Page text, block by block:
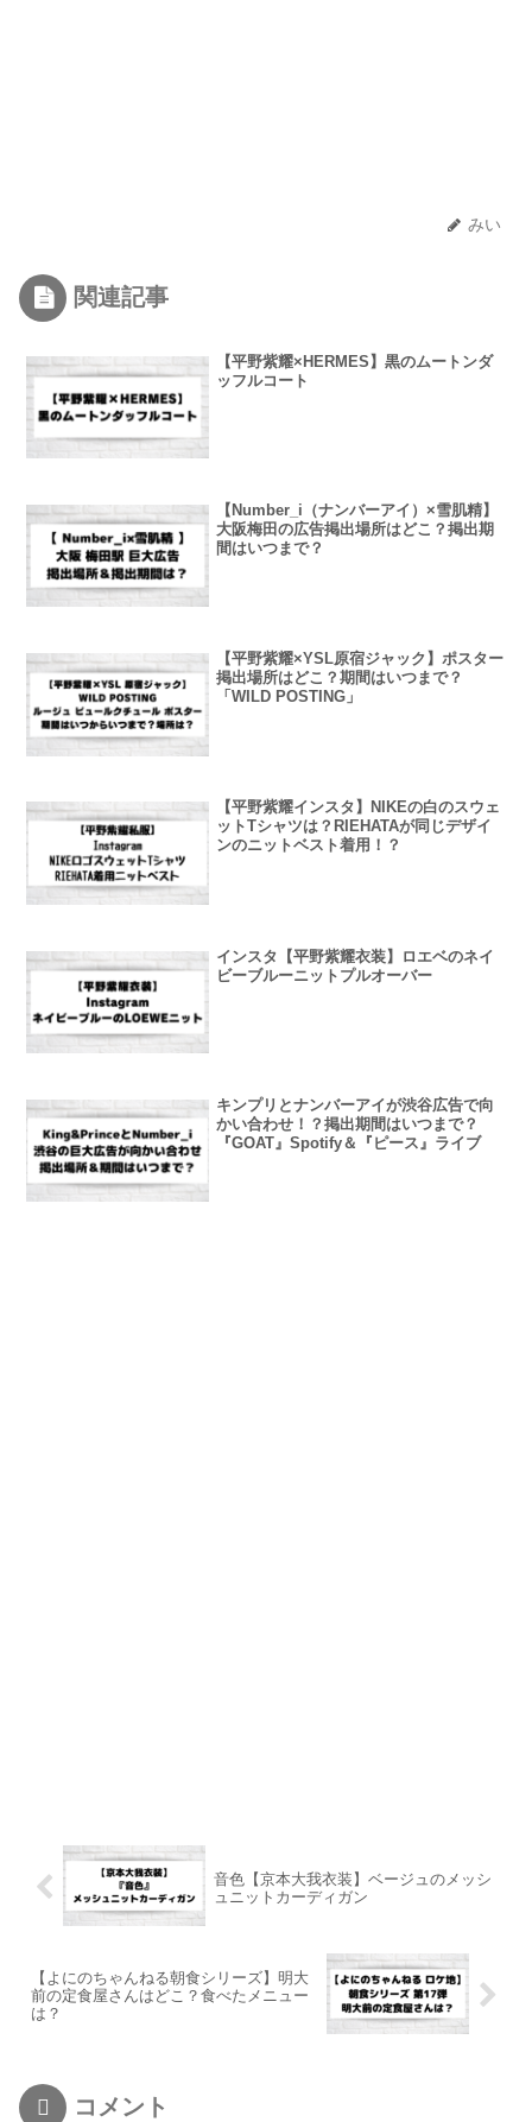
みい
関連記事
【平野紫耀×HERMES】黒のムートンダ
ッフルコート
【Number_i（ナンバーアイ）×雪肌精】
大阪梅田の広告掲出場所はどこ？掲出期
間はいつまで？
【平野紫耀×YSL原宿ジャック】ポスター
掲出場所はどこ？期間はいつまで？
「WILD POSTING」
【平野紫耀インスタ】NIKEの白のスウェ
ットTシャツは？RIEHATAが同じデザイ
ンのニットベスト着用！？
インスタ【平野紫耀衣装】ロエベのネイ
ビーブルーニットプルオーバー
キンプリとナンバーアイが渋谷広告で向
かい合わせ！？掲出期間はいつまで？
『GOAT』Spotify＆『ピース』ライブ
音色【京本大我衣装】ベージュのメッシ
ュニットカーディガン
【よにのちゃんねる朝食シリーズ】明大
前の定食屋さんはどこ？食べたメニュー
は？
コメント